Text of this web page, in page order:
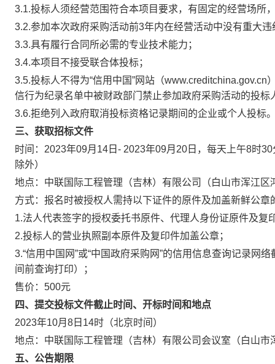
3.1.投标人须经营范围符合本项目要求，有固定的经营场所
3.2.参加本次政府采购活动前3年内在经营活动中没有重大
3.3.具有履行合同所必需的专业技术能力；
3.4.本项目不接受联合体投标；
3.5.投标人不得为“信用中国”网站（
信行为纪录名单中被财政部门禁止参加政府采购活动的投标
3.6.拒绝列入政府取消投标资格记录期间的企业或个人投标
三、获取招标文件
时间：2023年09月14日- 2023年09月20日，每天上午8时
除外）
地点：中联国际工程管理（吉林）有限公司（白山市浑江区
方式：报名时被授权人需持以下证件的原件及加盖新鲜公章
1.法人代表签字的授权委托书原件、代理人身份证原件及复
2.投标人的营业执照副本原件及复印件加盖公章；
3.“信用中国网”或“中国政府采购网”的信用信息查询记录网
间前查询打印）；
售价：500元
四、提交投标文件截止时间、开标时间和地点
2023年10月8日14时（北京时间）
地点：中联国际工程管理（吉林）有限公司会议室（白山
五、公告期限